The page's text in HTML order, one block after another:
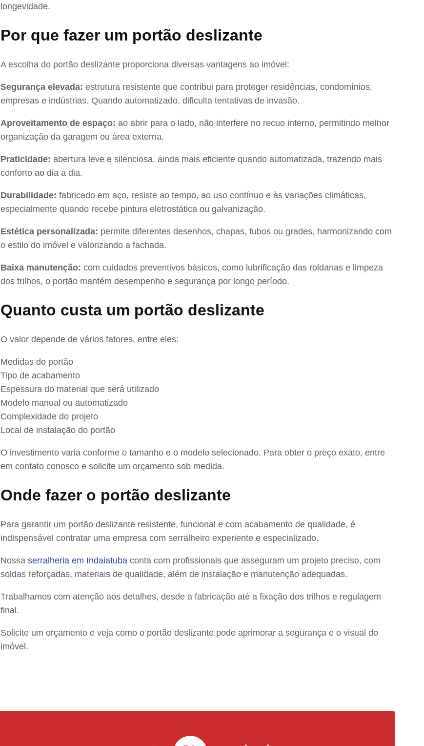
longevidade.
Por que fazer um portão deslizante
A escolha do portão deslizante proporciona diversas vantagens ao imóvel:
Segurança elevada: estrutura resistente que contribui para proteger residências, condomínios,
empresas e indústrias. Quando automatizado, dificulta tentativas de invasão.
Aproveitamento de espaço: ao abrir para o lado, não interfere no recuo interno, permitindo melhor
organização da garagem ou área externa.
Praticidade: abertura leve e silenciosa, ainda mais eficiente quando automatizada, trazendo mais
conforto ao dia a dia.
Durabilidade: fabricado em aço, resiste ao tempo, ao uso contínuo e às variações climáticas,
especialmente quando recebe pintura eletrostática ou galvanização.
Estética personalizada: permite diferentes desenhos, chapas, tubos ou grades, harmonizando com
o estilo do imóvel e valorizando a fachada.
Baixa manutenção: com cuidados preventivos básicos, como lubrificação das roldanas e limpeza
dos trilhos, o portão mantém desempenho e segurança por longo período.
Quanto custa um portão deslizante
O valor depende de vários fatores, entre eles:
Medidas do portão
Tipo de acabamento
Espessura do material que será utilizado
Modelo manual ou automatizado
Complexidade do projeto
Local de instalação do portão
O investimento varia conforme o tamanho e o modelo selecionado. Para obter o preço exato, entre
em contato conosco e solicite um orçamento sob medida.
Onde fazer o portão deslizante
Para garantir um portão deslizante resistente, funcional e com acabamento de qualidade, é
indispensável contratar uma empresa com serralheiro experiente e especializado.
Nossa serralheria em Indaiatubaconta com profissionais que asseguram um projeto preciso, com
soldas reforçadas, materiais de qualidade, além de instalação e manutenção adequadas.
Trabalhamos com atenção aos detalhes, desde a fabricação até a fixação dos trilhos e regulagem
final.
Solicite um orçamento e veja como o portão deslizante pode aprimorar a segurança e o visual do
imóvel.